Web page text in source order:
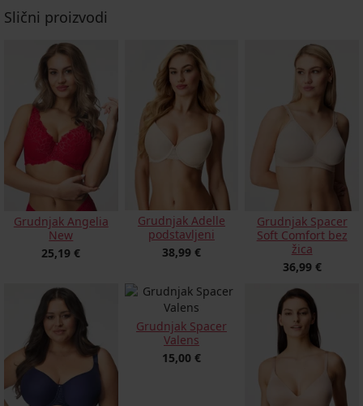
Slični proizvodi
Grudnjak Angelia
New
25,19 €
Grudnjak Adelle
podstavljeni
38,99 €
Grudnjak Spacer
Soft Comfort bez
žica
36,99 €
Grudnjak Spacer
Valens
15,00 €